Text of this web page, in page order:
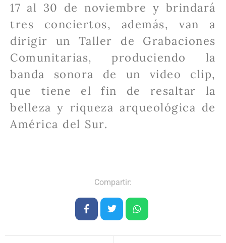
17 al 30 de noviembre y brindará
tres conciertos, además, van a
dirigir un Taller de Grabaciones
Comunitarias, produciendo la
banda sonora de un video clip,
que tiene el fin de resaltar la
belleza y riqueza arqueológica de
América del Sur.
Compartir: